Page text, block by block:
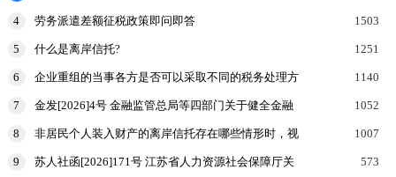
申报表和涉
4 劳务派遣差额征税政策即问即答 1503
5 什么是离岸信托? 1251
6
企业重组的当事各方是否可以采取不同的税务处理方
1140
7
金发[2026]4号 金融监管总局等四部门关于健全金融
1052
8
非居民个人装入财产的离岸信托存在哪些情形时，视
规定申报
1007
9
苏人社函[2026]171号 江苏省人力资源社会保障厅关
573